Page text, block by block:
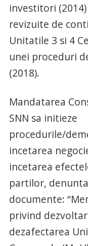
investitori
revizuite de
Unitatile 3 si 4
unei proceduri
(2018).
Mandatarea
SNN sa initieze
procedurile/
incetarea
incetarea
partilor,
documente:
privind
dezafectarea